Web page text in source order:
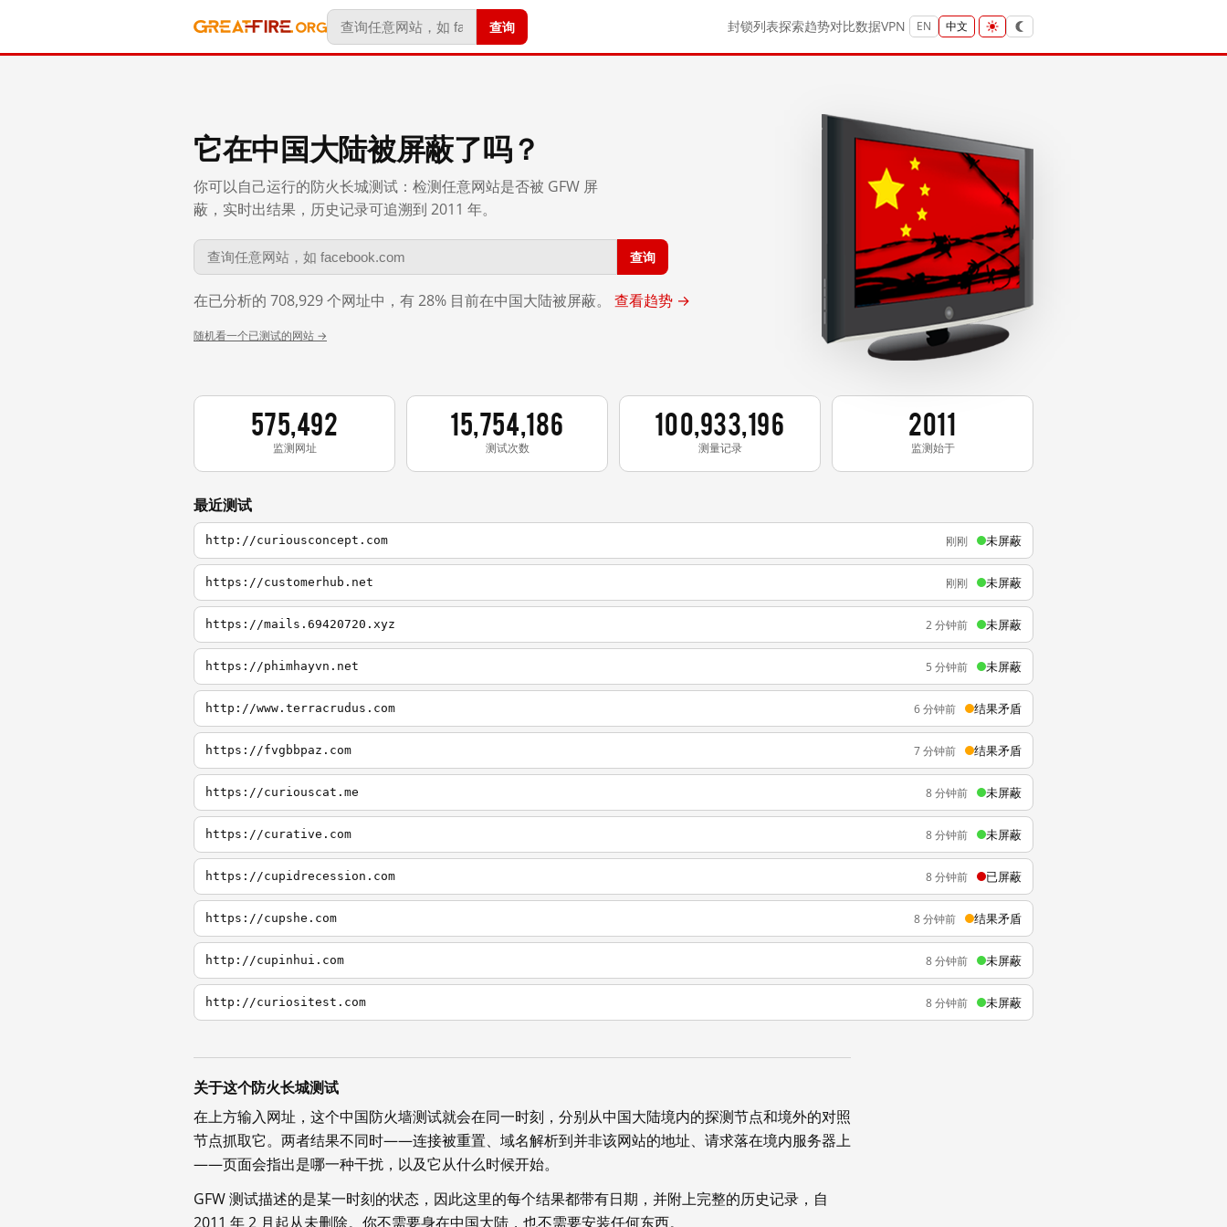
查询 封锁列表探索趋势对比数据VPN EN 中文
它在中国大陆被屏蔽了吗？
你可以自己运行的防火长城测试：检测任意网站是否被 GFW 屏
蔽，实时出结果，历史记录可追溯到 2011 年。
查询
在已分析的 708,929 个网址中，有 28% 目前在中国大陆被屏蔽。 查看趋势 →
随机看一个已测试的网站 →
575,492
监测网址
15,754,186
测试次数
100,933,196
测量记录
2011
监测始于
最近测试
http://curiousconcept.com 刚刚 未屏蔽
https://customerhub.net 刚刚 未屏蔽
https://mails.69420720.xyz 2 分钟前 未屏蔽
https://phimhayvn.net 5 分钟前 未屏蔽
http://www.terracrudus.com 6 分钟前 结果矛盾
https://fvgbbpaz.com 7 分钟前 结果矛盾
https://curiouscat.me 8 分钟前 未屏蔽
https://curative.com 8 分钟前 未屏蔽
https://cupidrecession.com 8 分钟前 已屏蔽
https://cupshe.com 8 分钟前 结果矛盾
http://cupinhui.com 8 分钟前 未屏蔽
http://curiositest.com 8 分钟前 未屏蔽
关于这个防火长城测试
在上方输入网址，这个中国防火墙测试就会在同一时刻，分别从中国大陆境内的探测节点和境外的对照
节点抓取它。两者结果不同时——连接被重置、域名解析到并非该网站的地址、请求落在境内服务器上
——页面会指出是哪一种干扰，以及它从什么时候开始。
GFW 测试描述的是某一时刻的状态，因此这里的每个结果都带有日期，并附上完整的历史记录，自
2011 年 2 月起从未删除。你不需要身在中国大陆，也不需要安装任何东西。